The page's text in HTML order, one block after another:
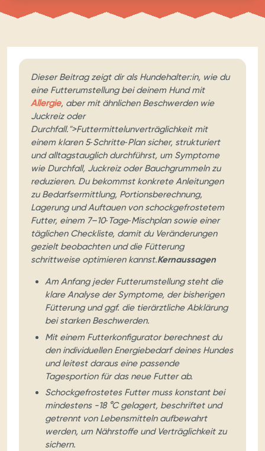
Dieser Beitrag zeigt dir als Hundehalter:in, wie du
eine Futterumstellung bei deinem Hund mit
Allergie, aber mit ähnlichen Beschwerden wie
Juckreiz oder
Durchfall.">Futtermittelunverträglichkeit mit
einem klaren 5‑Schritte‑Plan sicher, strukturiert
und alltagstauglich durchführst, um Symptome
wie Durchfall, Juckreiz oder Bauchgrummeln zu
reduzieren. Du bekommst konkrete Anleitungen
zu Bedarfsermittlung, Portionsberechnung,
Lagerung und Auftauen von schockgefrostetem
Futter, einem 7–10‑Tage‑Mischplan sowie einer
täglichen Checkliste, damit du Veränderungen
gezielt beobachten und die Fütterung
schrittweise optimieren kannst.Kernaussagen
Am Anfang jeder Futterumstellung steht die
klare Analyse der Symptome, der bisherigen
Fütterung und ggf. die tierärztliche Abklärung
bei starken Beschwerden.
Mit einem Futterkonfigurator berechnest du
den individuellen Energiebedarf deines Hundes
und leitest daraus eine passende
Tagesportion für das neue Futter ab.
Schockgefrostetes Futter muss konstant bei
mindestens -18 °C gelagert, beschriftet und
getrennt von Lebensmitteln aufbewahrt
werden, um Nährstoffe und Verträglichkeit zu
sichern.